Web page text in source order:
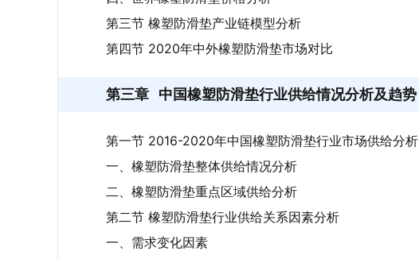
第三节 橡塑防滑垫产业链模型分析
第四节 2020年中外橡塑防滑垫市场对比
第三章 中国橡塑防滑垫行业供给情况分析及趋势
第一节 2016-2020年中国橡塑防滑垫行业市场供给分析
一、橡塑防滑垫整体供给情况分析
二、橡塑防滑垫重点区域供给分析
第二节 橡塑防滑垫行业供给关系因素分析
一、需求变化因素